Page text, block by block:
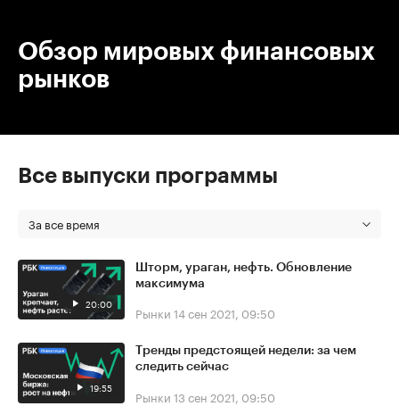
Обзор мировых финансовых
рынков
Все выпуски программы
За все время
20:00
Шторм, ураган, нефть. Обновление
максимума
Рынки 14 сен 2021, 09:50
19:55
Тренды предстоящей недели: за чем
следить сейчас
Рынки 13 сен 2021, 09:50